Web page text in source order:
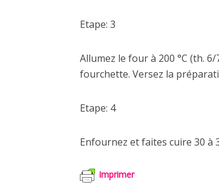
Etape: 3
Allumez le four à 200 °C (th.
fourchette. Versez la
Etape: 4
Enfournez et faites cuire 30 à
Imprimer